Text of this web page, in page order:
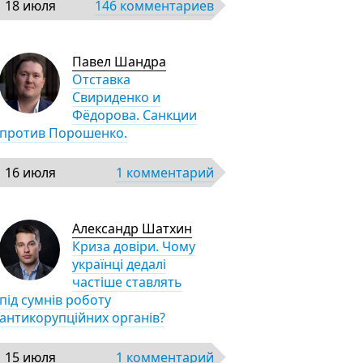
18 июля 146 комментариев
Павел Шандра
Отставка
Свириденко и
Фёдорова. Санкции
против Порошенко.
16 июля 1 комментарий
Александр Шатхин
Криза довіри. Чому
українці дедалі
частіше ставлять
під сумнів роботу
антикорупційних органів?
15 июля 1 комментарий